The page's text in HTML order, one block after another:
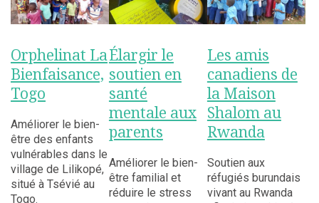
Orphelinat La
Bienfaisance,
Togo
Améliorer le bien-
être des enfants
vulnérables dans le
village de Lilikopé,
situé à Tsévié au
Togo.
Élargir le
soutien en
santé
mentale aux
parents
Améliorer le bien-
être familial et
réduire le stress
Les amis
canadiens de
la Maison
Shalom au
Rwanda
Soutien aux
réfugiés burundais
vivant au Rwanda